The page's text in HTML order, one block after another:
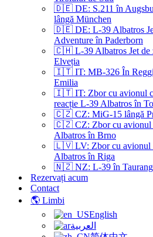
🇩🇪 DE: S.211 în
lângă München
🇩🇪 DE: L-39 Albatros
Adventure în Paderborn
🇨🇭 L-39 Albatros Jet de
Elveția
🇮🇹 IT: MB-326 În
Emilia
🇮🇹 IT: Zbor cu avionul
reacție L-39 Albatros în
🇨🇿 CZ: MiG-15 lângă
🇨🇿 CZ: Zbor cu avionul
Albatros în Brno
🇱🇻 LV: Zbor cu avionul
Albatros în Riga
🇳🇿 NZ: L-39 în
Rezervați acum
Contact
🌎 Limbi
English
العربية